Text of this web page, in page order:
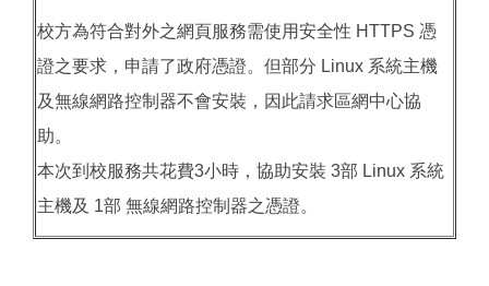
校方為符合對外之網頁服務需使用安全性 HTTPS 憑
證之要求，申請了政府憑證。但部分 Linux 系統主機
及無線網路控制器不會安裝，因此請求區網中心協
助。
本次到校服務共花費3小時，協助安裝 3部 Linux 系統
主機及 1部 無線網路控制器之憑證。